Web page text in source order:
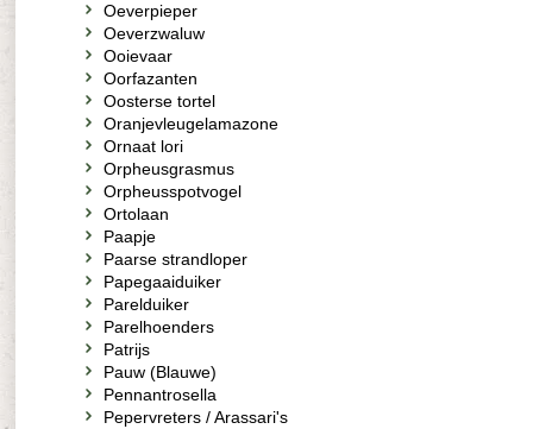
Oeverpieper
Oeverzwaluw
Ooievaar
Oorfazanten
Oosterse tortel
Oranjevleugelamazone
Ornaat lori
Orpheusgrasmus
Orpheusspotvogel
Ortolaan
Paapje
Paarse strandloper
Papegaaiduiker
Parelduiker
Parelhoenders
Patrijs
Pauw (Blauwe)
Pennantrosella
Pepervreters / Arassari's